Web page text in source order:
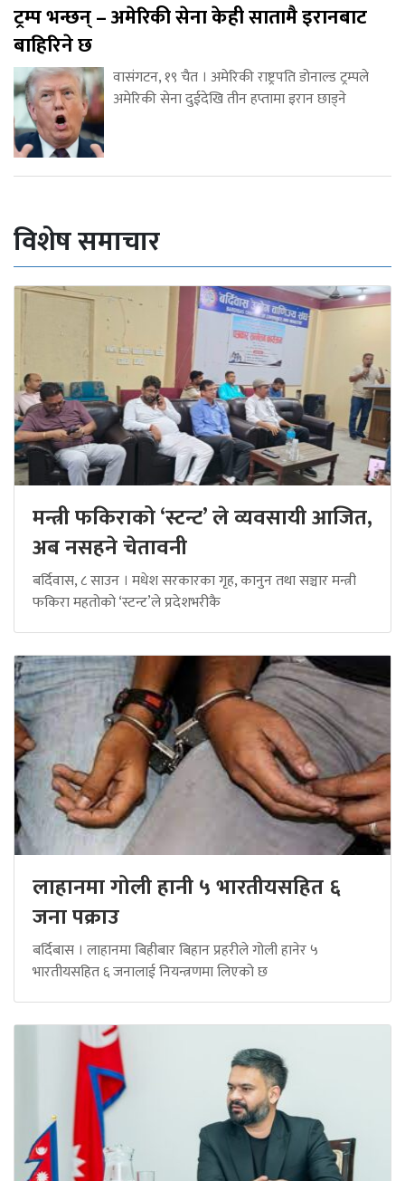
ट्रम्प भन्छन् – अमेरिकी सेना केही सातामै इरानबाट
बाहिरिने छ
वासंगटन, १९ चैत । अमेरिकी राष्ट्रपति डोनाल्ड ट्रम्पले
अमेरिकी सेना दुईदेखि तीन हप्तामा इरान छाड्ने
विशेष समाचार
मन्त्री फकिराको ‘स्टन्ट’ ले व्यवसायी आजित,
अब नसहने चेतावनी
बर्दिवास, ८ साउन । मधेश सरकारका गृह, कानुन तथा सञ्चार मन्त्री
फकिरा महतोको ‘स्टन्ट’ले प्रदेशभरीकै
लाहानमा गोली हानी ५ भारतीयसहित ६
जना पक्राउ
बर्दिबास । लाहानमा बिहीबार बिहान प्रहरीले गोली हानेर ५
भारतीयसहित ६ जनालाई नियन्त्रणमा लिएको छ